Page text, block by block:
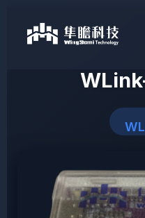
通用处理器IP
车规处理器IP
IP相关技术